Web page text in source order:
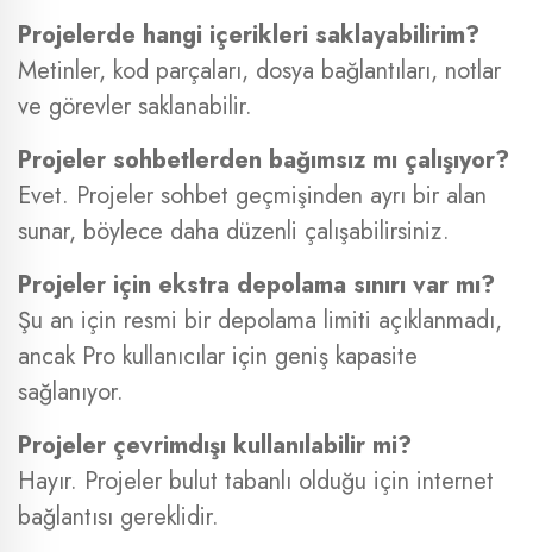
Projelerde hangi içerikleri saklayabilirim?
Metinler, kod parçaları, dosya bağlantıları, notlar
ve görevler saklanabilir.
Projeler sohbetlerden bağımsız mı çalışıyor?
Evet. Projeler sohbet geçmişinden ayrı bir alan
sunar, böylece daha düzenli çalışabilirsiniz.
Projeler için ekstra depolama sınırı var mı?
Şu an için resmi bir depolama limiti açıklanmadı,
ancak Pro kullanıcılar için geniş kapasite
sağlanıyor.
Projeler çevrimdışı kullanılabilir mi?
Hayır. Projeler bulut tabanlı olduğu için internet
bağlantısı gereklidir.